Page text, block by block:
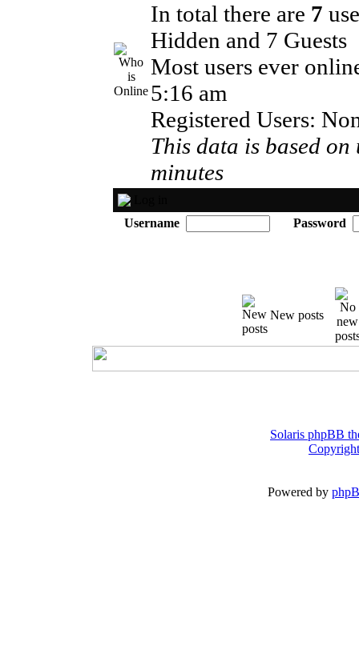
In total there are 7
Hidden and 7
Most users ever
5:16 am
Registered Users:
This data is based
minutes
Username
Password
New posts
Solaris phpBB
Powered by